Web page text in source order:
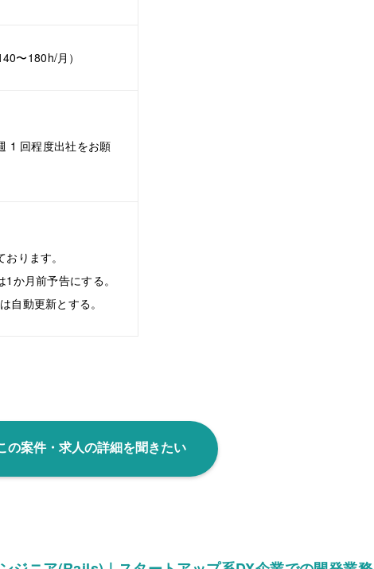
〜180h/月）
1 回程度出社をお願
ります。
か月前予告にする。
動更新とする。
の案件・求人の詳細を聞きたい